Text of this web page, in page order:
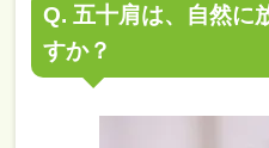
Q. 五十肩は、自然に
すか？